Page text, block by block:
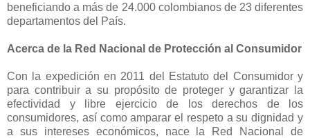
beneficiando a más de 24.000 colombianos de 23 diferentes
departamentos del País.
Acerca de la Red Nacional de Protección al Consumidor
Con la expedición en 2011 del Estatuto del Consumidor y
para contribuir a su propósito de proteger y garantizar la
efectividad y libre ejercicio de los derechos de los
consumidores, así como amparar el respeto a su dignidad y
a sus intereses económicos, nace la Red Nacional de